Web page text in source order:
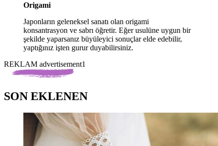
Origami
Japonların geleneksel sanatı olan origami
konsantrasyon ve sabrı öğretir. Eğer usulüne uygun bir
şekilde yaparsanız büyüleyici sonuçlar elde edebilir,
yaptığınız işten gurur duyabilirsiniz.
REKLAM advertisement1
SON EKLENEN